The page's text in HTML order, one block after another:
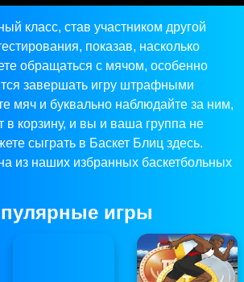
класс, став участником другой
показав, насколько
обращаться с мячом, особенно
завершать игру штрафными
мяч и буквально наблюдайте за ним,
в корзину, и вы и ваша группа не
сыграть в Баскет Блиц здесь.
из наших избранных баскетбольных
игры